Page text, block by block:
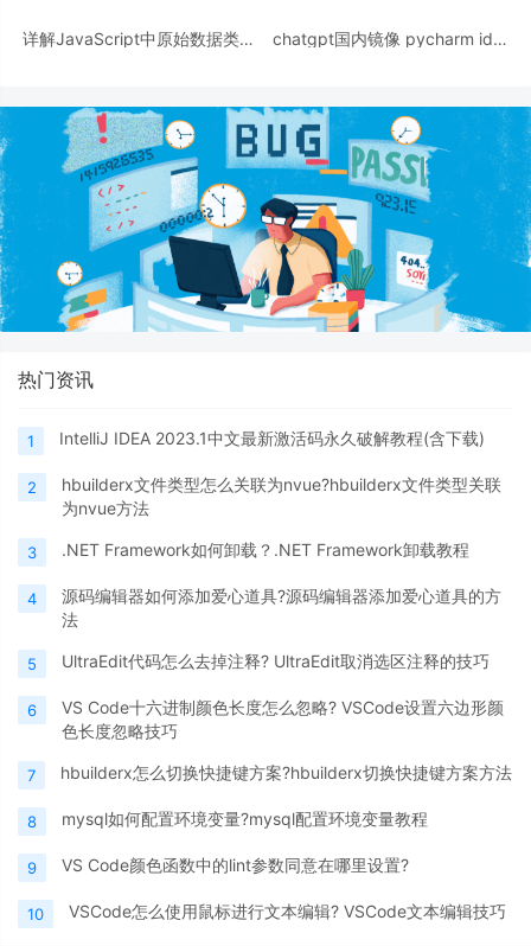
详解JavaScript中原始数据类型
chatgpt国内镜像 pycharm idea
热门资讯
1 IntelliJ IDEA 2023.1中文最新激活码永久破解教程(含下载)
2
hbuilderx文件类型怎么关联为nvue?hbuilderx文件类型关联
为nvue方法
3 .NET Framework如何卸载？.NET Framework卸载教程
4
源码编辑器如何添加爱心道具?源码编辑器添加爱心道具的方
法
5 UltraEdit代码怎么去掉注释? UltraEdit取消选区注释的技巧
6
VS Code十六进制颜色长度怎么忽略? VSCode设置六边形颜
色长度忽略技巧
7 hbuilderx怎么切换快捷键方案?hbuilderx切换快捷键方案方法
8 mysql如何配置环境变量?mysql配置环境变量教程
9 VS Code颜色函数中的lint参数同意在哪里设置?
10 VSCode怎么使用鼠标进行文本编辑? VSCode文本编辑技巧